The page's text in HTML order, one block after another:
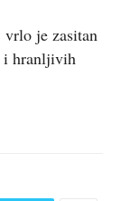
vrlo je zasitan
i hranljivih